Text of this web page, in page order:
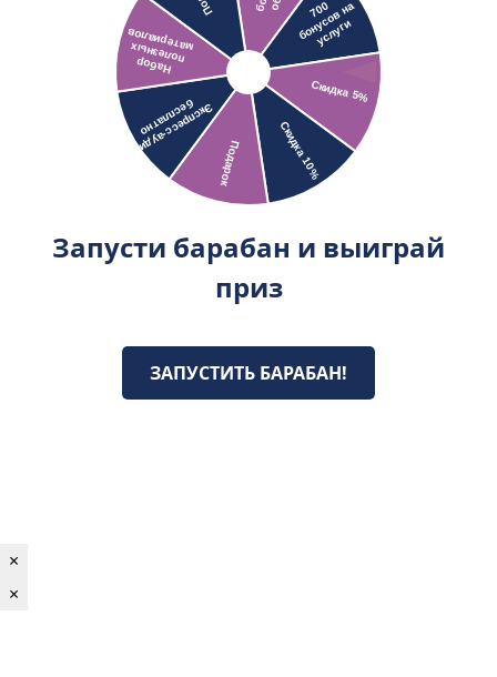
Запусти барабан и выиграй
приз
ЗАПУСТИТЬ БАРАБАН!
×
×